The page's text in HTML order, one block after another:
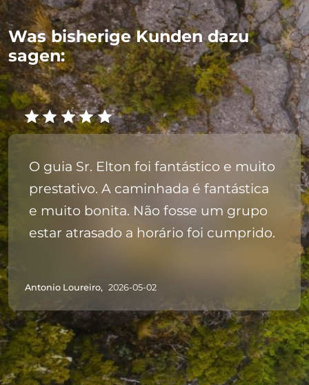
Was bisherige Kunden dazu
sagen:
O guia Sr. Elton foi fantástico e muito
prestativo. A caminhada é fantástica
e muito bonita. Não fosse um grupo
estar atrasado a horário foi cumprido.
Antonio Loureiro, 2026-05-02